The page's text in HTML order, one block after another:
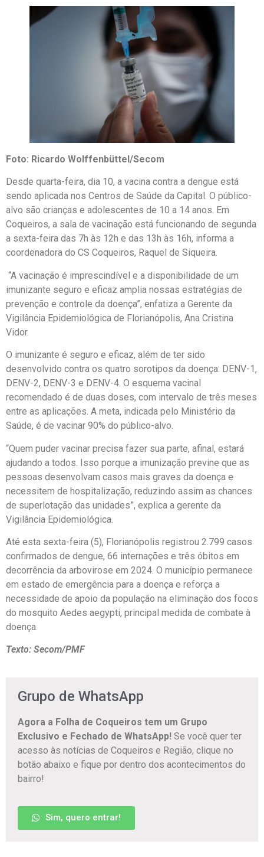
Foto: Ricardo Wolffenbüttel/Secom
Desde quarta-feira, dia 10, a vacina contra a dengue está
sendo aplicada nos Centros de Saúde da Capital. O público-
alvo são crianças e adolescentes de 10 a 14 anos. Em
Coqueiros, a sala de vacinação está funcionando de segunda
a sexta-feira das 7h às 12h e das 13h às 16h, informa a
coordenadora do CS Coqueiros, Raquel de Siqueira.
“A vacinação é imprescindível e a disponibilidade de um
imunizante seguro e eficaz amplia nossas estratégias de
prevenção e controle da doença”, enfatiza a Gerente da
Vigilância Epidemiológica de Florianópolis, Ana Cristina
Vidor.
O imunizante é seguro e eficaz, além de ter sido
desenvolvido contra os quatro sorotipos da doença: DENV-1,
DENV-2, DENV-3 e DENV-4. O esquema vacinal
recomendado é de duas doses, com intervalo de três meses
entre as aplicações. A meta, indicada pelo Ministério da
Saúde, é de vacinar 90% do público-alvo.
“Quem puder vacinar precisa fazer sua parte, afinal, estará
ajudando a todos. Isso porque a imunização previne que as
pessoas desenvolvam casos mais graves da doença e
necessitem de hospitalização, reduzindo assim as chances
de superlotação das unidades”, explica a gerente da
Vigilância Epidemiológica.
Até esta sexta-feira (5), Florianópolis registrou 2.799 casos
confirmados de dengue, 66 internações e três óbitos em
decorrência da arbovirose em 2024. O município permanece
em estado de emergência para a doença e reforça a
necessidade de apoio da população na eliminação dos focos
do mosquito Aedes aegypti, principal medida de combate à
doença.
Texto: Secom/PMF
Grupo de WhatsApp
Agora a Folha de Coqueiros tem um Grupo
Exclusivo e Fechado de WhatsApp! Se você quer ter
acesso às notícias de Coqueiros e Região, clique no
botão abaixo e fique por dentro dos acontecimentos do
bairro!
Sim, quero entrar!